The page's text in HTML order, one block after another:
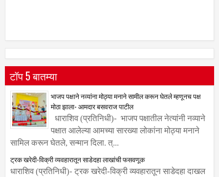
टॉप 5 बातम्या
भाजप पक्षाने नव्यांना मोठ्या मनाने सामील करून घेतले म्हणूनच पक्ष
मोठा झाला- आमदार बसवराज पाटील
धाराशिव (प्रतिनिधी)- भाजप पक्षातील नेत्यांनी नव्याने
पक्षात आलेल्या आमच्या सारख्या लोकांना मोठ्या मनाने
सामिल करून घेतले, सन्मान दिला. त्...
ट्रक खरेदी-विक्री व्यवहारातून साडेदहा लाखांची फसवणूक
धाराशिव (प्रतिनिधी)- ट्रक खरेदी-विक्री व्यवहारातून साडेदहा दाखल